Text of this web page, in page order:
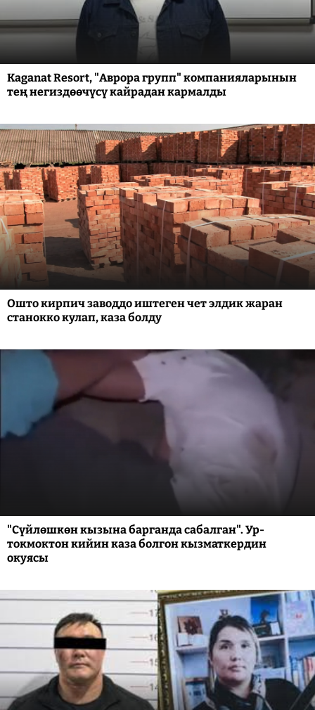
Kaganat Resort, "Аврора групп" компанияларынын
тең негиздөөчүсү кайрадан кармалды
Ошто кирпич заводдо иштеген чет элдик жаран
станокко кулап, каза болду
"Сүйлөшкөн кызына барганда сабалган". Ур-
токмоктон кийин каза болгон кызматкердин
окуясы